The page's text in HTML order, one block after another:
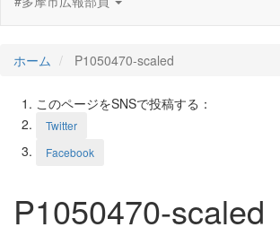
ホーム P1050470-scaled
このページをSNSで投稿する：
Twitter
Facebook
P1050470-scaled